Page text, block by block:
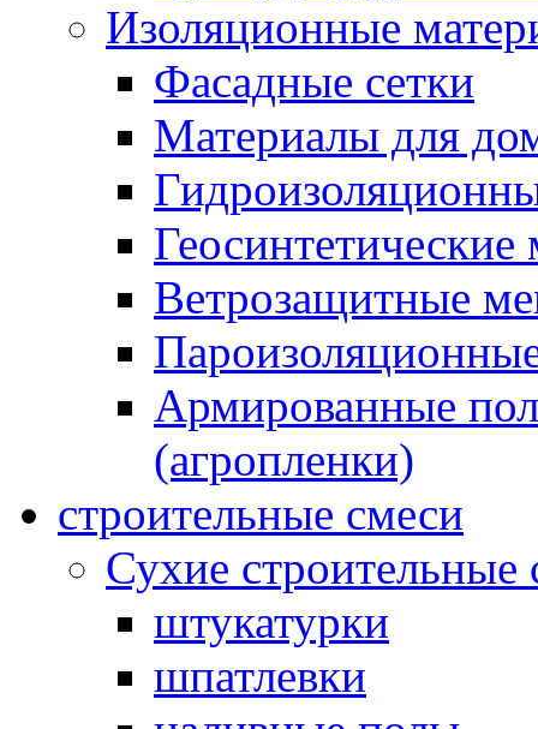
Изоляционные
Фасадные сетки
Материалы для
Геосинтетические
Ветрозащитные
Армированные
(агропленки)
строительные смеси
Сухие строительные
штукатурки
шпатлевки